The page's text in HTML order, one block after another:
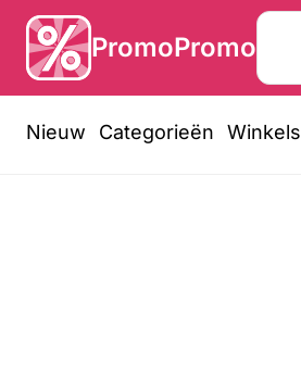
PromoPromo
Nieuw Categorieën Winkels